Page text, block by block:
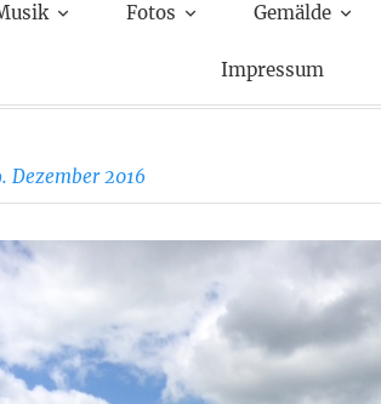
Fotos Gemälde
Impressum
Dezember 2016